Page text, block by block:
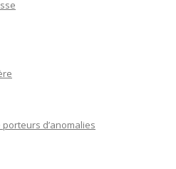
d’anomalies